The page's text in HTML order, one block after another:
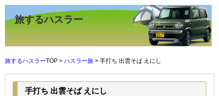
旅するハスラー
旅するハスラーTOP > ハスラー旅 > 手打ち 出雲そば えにし
手打ち 出雲そば えにし